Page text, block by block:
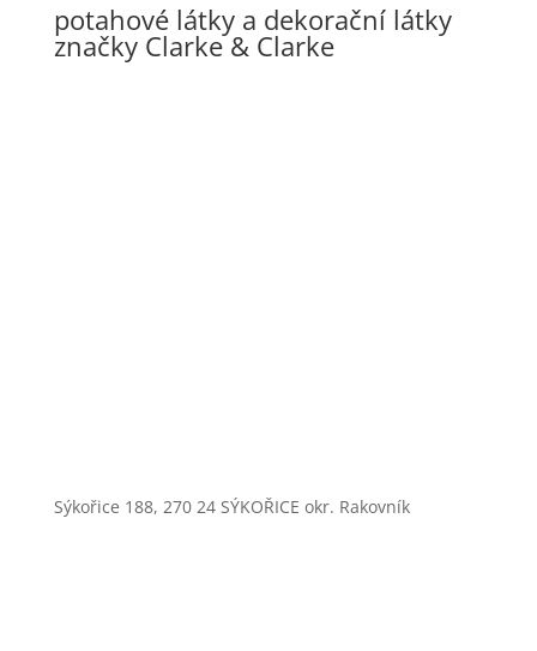
potahové látky a dekorační látky
značky Clarke & Clarke
Sýkořice 188, 270 24 SÝKOŘICE okr. Rakovník